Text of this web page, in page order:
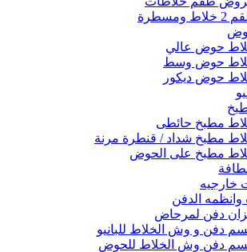
ومسطرة
حوض عالي
حوض وسط
حوض ديكور
مطبخ حائطى
مطبخ شداد / قنطرة مرنة
مطبخ على الحوض
خارجيه
الدفن
دفن لمرحاض
دفن و وش الخلاط للبانيو
دفن وش الخلاط للحوض